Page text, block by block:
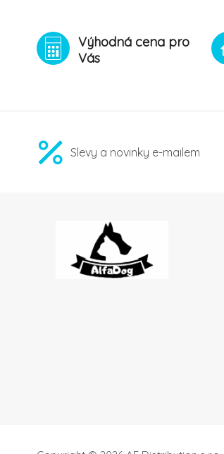
Výhodná cena pro
Vás
Slevy a novinky e-mailem